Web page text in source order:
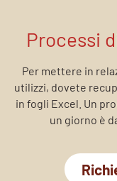
Processi
Per mettere in
utilizzi, dovete
in fogli Excel. Un
un giorno è